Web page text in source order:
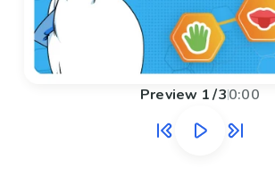
Preview 1/30:00